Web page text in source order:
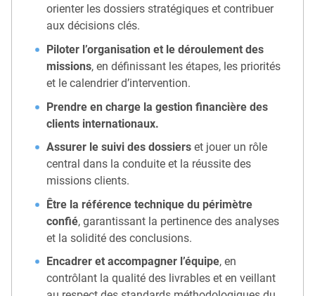
orienter les dossiers stratégiques et contribuer
aux décisions clés.
Piloter l’organisation et le déroulement des
missions, en définissant les étapes, les priorités
et le calendrier d’intervention.
Prendre en charge la gestion financière des
clients internationaux.
Assurer le suivi des dossiers et jouer un rôle
central dans la conduite et la réussite des
missions clients.
Être la référence technique du périmètre
confié, garantissant la pertinence des analyses
et la solidité des conclusions.
Encadrer et accompagner l’équipe, en
contrôlant la qualité des livrables et en veillant